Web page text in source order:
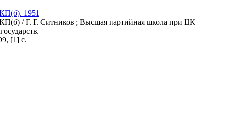
1951
/ Г. Г. Ситников ; Высшая партийная школа при ЦК
[1] с.